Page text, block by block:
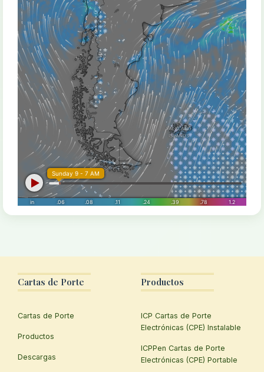
Cartas de Porte
Cartas de Porte
Productos
Descargas
Productos
ICP Cartas de Porte
Electrónicas (CPE) Instalable
ICPPen Cartas de Porte
Electrónicas (CPE) Portable